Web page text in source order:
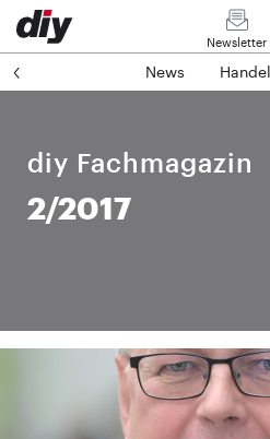
Newsletter
News Handel
diy Fachmagazin
2/2017